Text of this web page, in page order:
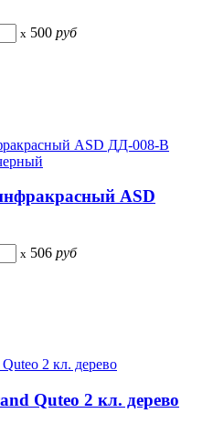
x 500 руб
ASD
x 506 руб
Quteo 2 кл. дерево